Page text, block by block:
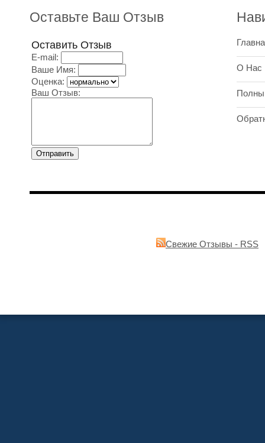
Оставьте Ваш Отзыв
Оставить Отзыв
E-mail:
Ваше Имя:
Оценка:
Ваш Отзыв:
О Нас
Свежие Отзывы - RSS